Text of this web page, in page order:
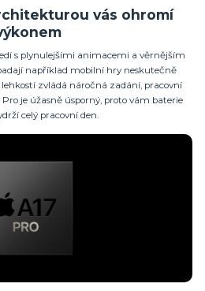
vás ohromí
s plynulejšími animacemi a věrnějším
například mobilní hry neskutečně
lehkostí zvládá náročná zadání, pracovní
je úžasně úsporný, proto vám baterie
celý pracovní den.